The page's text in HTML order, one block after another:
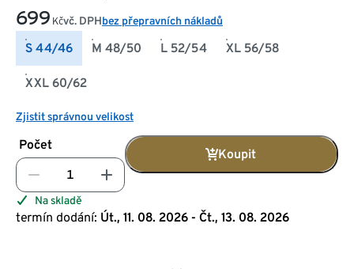
699 Kčvč. DPHbez přepravních nákladů
S 44/46 M 48/50 L 52/54 XL 56/58
XXL 60/62
Zjistit správnou velikost
Počet
Koupit
Na skladě
termín dodání: Út., 11. 08. 2026 - Čt., 13. 08. 2026